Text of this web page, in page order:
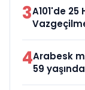
3A101'de 25
4Arabesk
59